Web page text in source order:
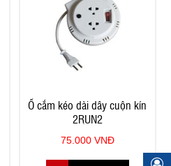
Ổ cắm kéo dài dây cuộn kín
2RUN2
75.000 VNĐ